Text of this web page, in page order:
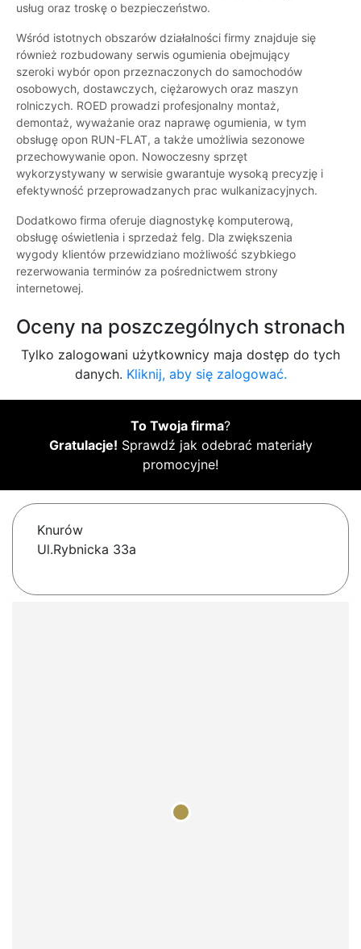
usług oraz troskę o bezpieczeństwo.
Wśród istotnych obszarów działalności firmy znajduje się
również rozbudowany serwis ogumienia obejmujący
szeroki wybór opon przeznaczonych do samochodów
osobowych, dostawczych, ciężarowych oraz maszyn
rolniczych. ROED prowadzi profesjonalny montaż,
demontaż, wyważanie oraz naprawę ogumienia, w tym
obsługę opon RUN-FLAT, a także umożliwia sezonowe
przechowywanie opon. Nowoczesny sprzęt
wykorzystywany w serwisie gwarantuje wysoką precyzję i
efektywność przeprowadzanych prac wulkanizacyjnych.
Dodatkowo firma oferuje diagnostykę komputerową,
obsługę oświetlenia i sprzedaż felg. Dla zwiększenia
wygody klientów przewidziano możliwość szybkiego
rezerwowania terminów za pośrednictwem strony
internetowej.
Oceny na poszczególnych stronach
Tylko zalogowani użytkownicy maja dostęp do tych
danych. Kliknij, aby się zalogować.
To Twoja firma?
Gratulacje! Sprawdź jak odebrać materiały
promocyjne!
Knurów
Ul.Rybnicka 33a